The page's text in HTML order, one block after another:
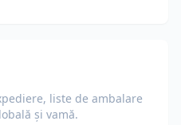
liste de ambalare
și vamă.